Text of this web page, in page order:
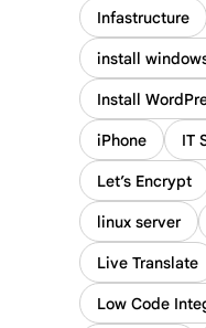
Infastructure
install
Install
iPhone IT
Let’s Encrypt
linux server
Live Translate
Low Code